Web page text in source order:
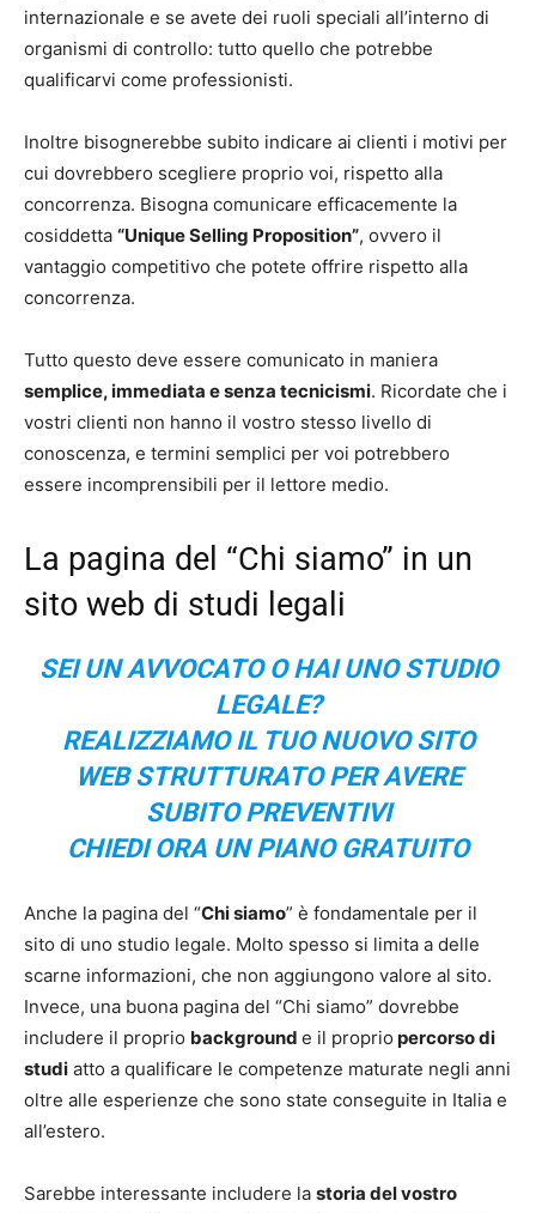
internazionale e se avete dei ruoli speciali all’interno di
organismi di controllo: tutto quello che potrebbe
qualificarvi come professionisti.
Inoltre bisognerebbe subito indicare ai clienti i motivi per
cui dovrebbero scegliere proprio voi, rispetto alla
concorrenza. Bisogna comunicare efficacemente la
cosiddetta “Unique Selling Proposition”, ovvero il
vantaggio competitivo che potete offrire rispetto alla
concorrenza.
Tutto questo deve essere comunicato in maniera
semplice, immediata e senza tecnicismi. Ricordate che i
vostri clienti non hanno il vostro stesso livello di
conoscenza, e termini semplici per voi potrebbero
essere incomprensibili per il lettore medio.
La pagina del “Chi siamo” in un
sito web di studi legali
SEI UN AVVOCATO O HAI UNO STUDIO
LEGALE?
REALIZZIAMO IL TUO NUOVO SITO
WEB STRUTTURATO PER AVERE
SUBITO PREVENTIVI
CHIEDI ORA UN PIANO GRATUITO
Anche la pagina del “Chi siamo” è fondamentale per il
sito di uno studio legale. Molto spesso si limita a delle
scarne informazioni, che non aggiungono valore al sito.
Invece, una buona pagina del “Chi siamo” dovrebbe
includere il proprio background e il proprio percorso di
studi atto a qualificare le competenze maturate negli anni
oltre alle esperienze che sono state conseguite in Italia e
all’estero.
Sarebbe interessante includere la storia del vostro